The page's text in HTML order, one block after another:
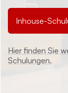
Inhouse-
Hier finden Sie
Schulungen.